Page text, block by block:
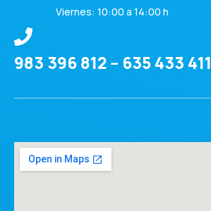
Viernes: 10:00 a 14:00 h
983 396 812 -- 635 433 411